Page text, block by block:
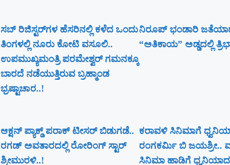
ಸಬ್ ರಿಜಿಸ್ಟರ್​ಗಳ ಹೆಸರಿನಲ್ಲಿ ಕಳೆದ ಒಂದು
ತಿಂಗಳಲ್ಲಿ ನೂರು ಕೋಟಿ ವಸೂಲಿ..
ಉಪಮುಖ್ಯಮಂತ್ರಿ ಪರಮೇಶ್ವರ್​ ಗಮನಕ್ಕೂ
ಬಾರದೆ ನಡೆಯುತ್ತಿರುವ ಬ್ರಹ್ಮಾಂಡ
ಭ್ರಷ್ಟಾಚಾರ..!
ನಿರೂಪ್ ಭಂಡಾರಿ ಜತೆಯಾದ
“ಅತಿಕಾಯ” ಅಡ್ಡದಲ್ಲಿ
ಆಕ್ಷನ್ ಪ್ಯಾಕ್ಡ್ ಪರಾಕ್ ಟೀಸರ್ ಬಿಡುಗಡೆ..
ರಗಡ್ ಅವತಾರದಲ್ಲಿ ರೋರಿಂಗ್ ಸ್ಟಾರ್
ಶ್ರೀಮುರಳಿ..!
ಕರಾವಳಿ ಸಿನಿಮಾಗೆ
ರಂಗಕರ್ಮಿ ಬಿ ಜಯಶ್ರೀ..
ಸಿನಿಮಾ ಹಾಡಿಗೆ